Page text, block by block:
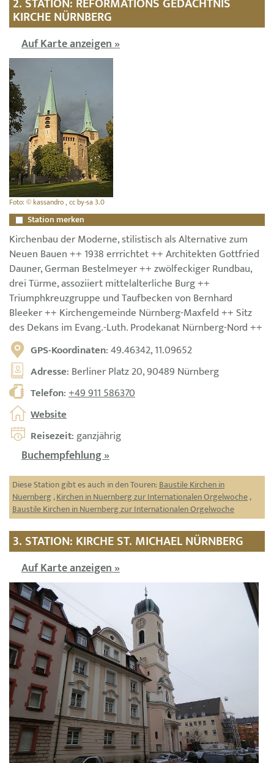
KIRCHE NÜRNBERG
Auf Karte anzeigen »
Foto: © kassandro , cc by-sa 3.0
Station merken
Kirchenbau der Moderne, stilistisch als Alternative zum
Neuen Bauen ++ 1938 errrichtet ++ Architekten Gottfried
Dauner, German Bestelmeyer ++ zwölfeckiger Rundbau,
drei Türme, assoziiert mittelalterliche Burg ++
Triumphkreuzgruppe und Taufbecken von Bernhard
Bleeker ++ Kirchengemeinde Nürnberg-Maxfeld ++ Sitz
des Dekans im Evang.-Luth. Prodekanat Nürnberg-Nord ++
GPS-Koordinaten: 49.46342, 11.09652
Adresse: Berliner Platz 20, 90489 Nürnberg
Telefon:+49 911 586370
Website
Reisezeit: ganzjährig
Buchempfehlung »
Diese Station gibt es auch in den Touren:Baustile Kirchen in
Nuernberg ,Kirchen in Nuernberg zur Internationalen Orgelwoche,
Baustile Kirchen in Nuernberg zur Internationalen Orgelwoche
3. STATION: KIRCHE ST. MICHAEL NÜRNBERG
Auf Karte anzeigen »